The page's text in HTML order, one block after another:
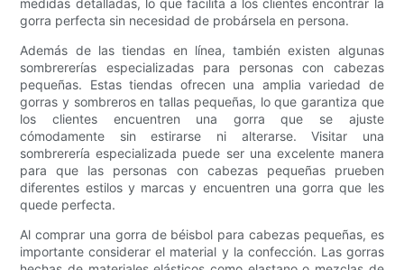
gorra perfecta sin necesidad de probársela en persona.
Además de las tiendas en línea, también existen algunas
sombrererías especializadas para personas con cabezas
pequeñas. Estas tiendas ofrecen una amplia variedad de
gorras y sombreros en tallas pequeñas, lo que garantiza que
los clientes encuentren una gorra que se ajuste
cómodamente sin estirarse ni alterarse. Visitar una
sombrerería especializada puede ser una excelente manera
para que las personas con cabezas pequeñas prueben
diferentes estilos y marcas y encuentren una gorra que les
quede perfecta.
Al comprar una gorra de béisbol para cabezas pequeñas, es
importante considerar el material y la confección. Las gorras